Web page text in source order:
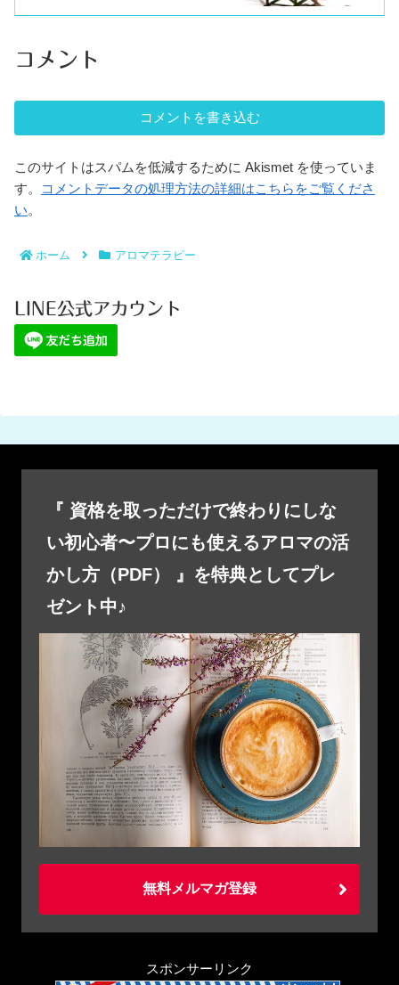
コメント
コメントを書き込む
このサイトはスパムを低減するために Akismet を使っていま
す。
コメントデータの処理方法の詳細はこちらをご覧くださ
い。
ホーム アロマテラピー
LINE公式アカウント
『 資格を取っただけで終わりにしな
い初心者〜プロにも使えるアロマの活
かし方（PDF） 』を特典としてプレ
ゼント中♪
無料メルマガ登録
スポンサーリンク